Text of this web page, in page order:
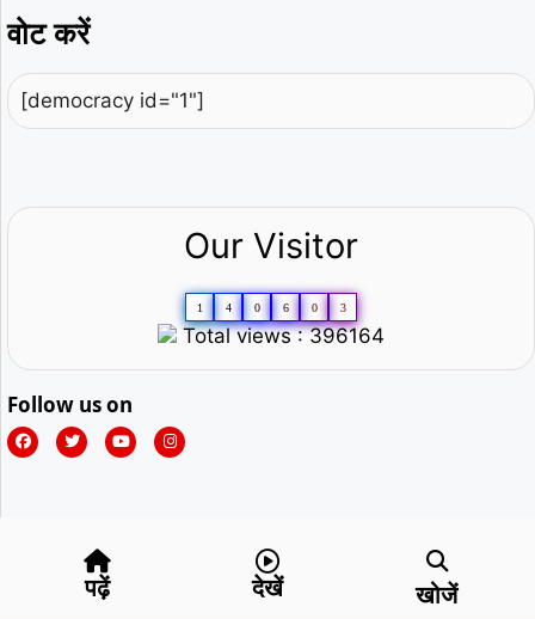
वोट करें
[democracy id="1"]
Our Visitor
1 4 0 6 0 3
Total views : 396164
Follow us on
पढ़ें देखें खोजें